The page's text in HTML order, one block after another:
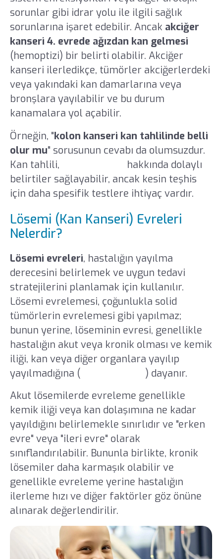
sorunlar gibi idrar yolu ile ilgili sağlık
sorunlarına işaret edebilir. Ancak akciğer
kanseri 4. evrede ağızdan kan gelmesi
(hemoptizi) bir belirti olabilir. Akciğer
kanseri ilerledikçe, tümörler akciğerlerdeki
veya yakındaki kan damarlarına veya
bronşlara yayılabilir ve bu durum
kanamalara yol açabilir.
Örneğin, "kolon kanseri kan tahlilinde belli
olur mu" sorusunun cevabı da olumsuzdur.
Kan tahlili,
hakkında dolaylı
belirtiler sağlayabilir, ancak kesin teşhis
için daha spesifik testlere ihtiyaç vardır.
Lösemi (Kan Kanseri) Evreleri
Nelerdir?
Lösemi evreleri, hastalığın yayılma
derecesini belirlemek ve uygun tedavi
stratejilerini planlamak için kullanılır.
Lösemi evrelemesi, çoğunlukla solid
tümörlerin evrelemesi gibi yapılmaz;
bunun yerine, löseminin evresi, genellikle
hastalığın akut veya kronik olması ve kemik
iliği, kan veya diğer organlara yayılıp
yayılmadığına (
) dayanır.
Akut lösemilerde evreleme genellikle
kemik iliği veya kan dolaşımına ne kadar
yayıldığını belirlemekle sınırlıdır ve "erken
evre" veya "ileri evre" olarak
sınıflandırılabilir. Bununla birlikte, kronik
lösemiler daha karmaşık olabilir ve
genellikle evreleme yerine hastalığın
ilerleme hızı ve diğer faktörler göz önüne
alınarak değerlendirilir.